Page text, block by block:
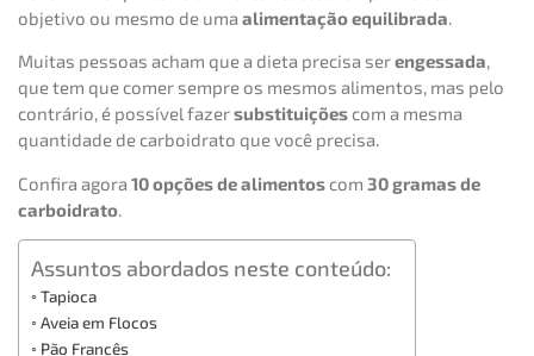
objetivo ou mesmo de uma alimentação equilibrada.
Muitas pessoas acham que a dieta precisa serengessada,
que tem que comer sempre os mesmos alimentos, mas pelo
contrário, é possível fazersubstituições com a mesma
quantidade de carboidrato que você precisa.
Confira agora 10 opções de alimentos com 30 gramas de
carboidrato.
Assuntos abordados neste conteúdo:
Tapioca
Aveia em Flocos
Pão Francês